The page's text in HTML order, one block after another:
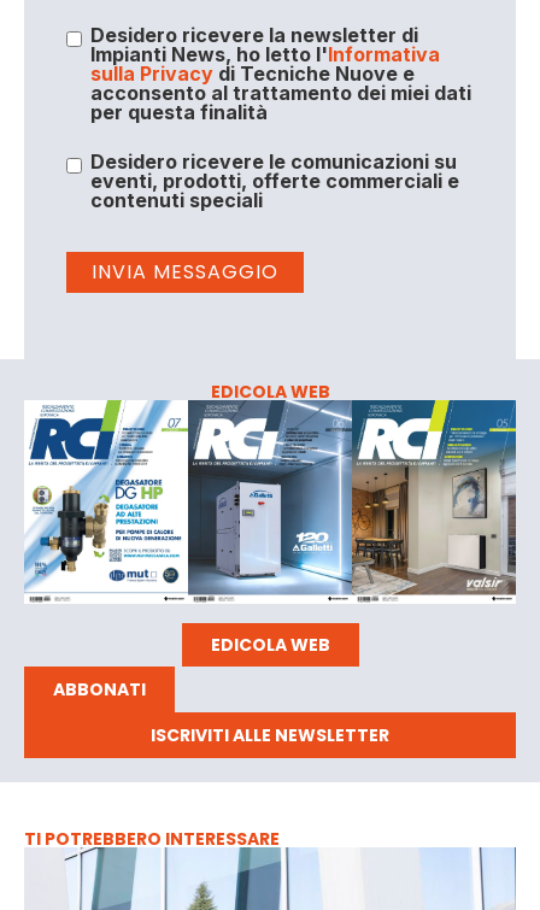
Desidero ricevere la newsletter di
Impianti News, ho letto l'Informativa
sulla Privacydi Tecniche Nuove e
acconsento al trattamento dei miei dati
per questa finalità
Desidero ricevere le comunicazioni su
eventi, prodotti, offerte commerciali e
contenuti speciali
EDICOLA WEB
EDICOLA WEB
ABBONATI
ISCRIVITI ALLE NEWSLETTER
TI POTREBBERO INTERESSARE